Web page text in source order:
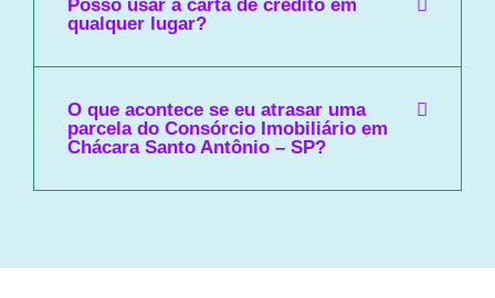
Posso usar a carta de crédito em
qualquer lugar?
O que acontece se eu atrasar uma
parcela do Consórcio Imobiliário em
Chácara Santo Antônio – SP?